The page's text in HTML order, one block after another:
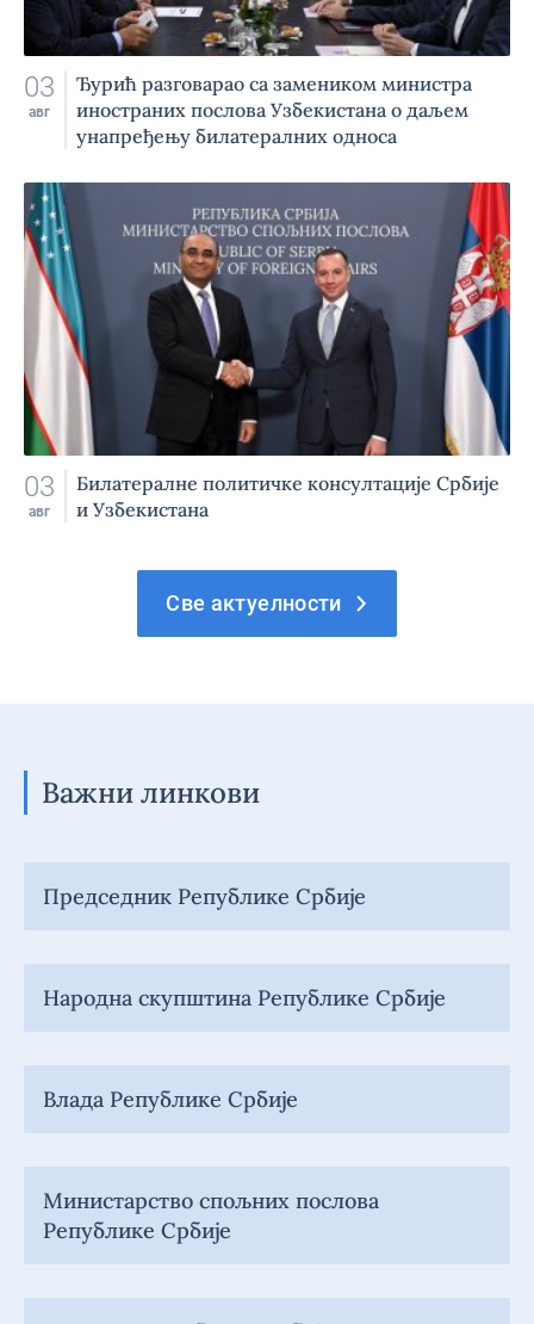
03
авг
Ђурић разговарао са замеником министра
иностраних послова Узбекистана о даљем
унапређењу билатералних односа
03
авг
Билатералне политичке консултације Србије
и Узбекистана
Све актуелности
Важни линкови
Председник Републике Србије
Народна скупштина Републике Србије
Влада Републике Србије
Министарство спољних послова
Републике Србије